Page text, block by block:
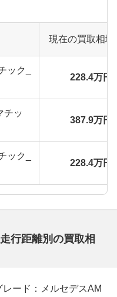
現在の買取相
ック_
228.4万円
チッ
387.9万円
ック_
228.4万円
行距離別の買取相
ード：メルセデスAM